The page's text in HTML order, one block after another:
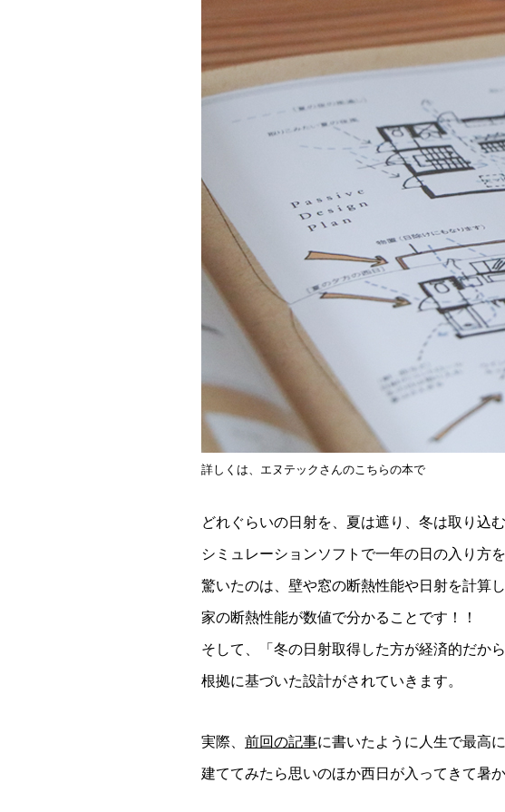
詳しくは、エヌテックさんのこちらの本で
どれぐらいの日射を、夏は遮り、冬は取り込む
シミュレーションソフトで一年の日の入り方
驚いたのは、壁や窓の断熱性能や日射を計算
家の断熱性能が数値で分かることです！！
そして、「冬の日射取得した方が経済的だか
根拠に基づいた設計がされていきます。
実際、 前回の記事に書いたように人生で最高
建ててみたら思いのほか西日が入ってきて暑